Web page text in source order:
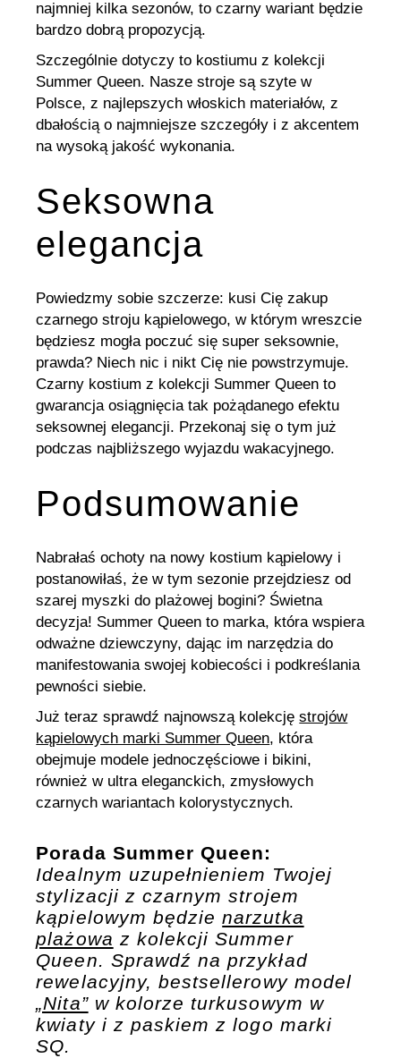
najmniej kilka sezonów, to czarny wariant będzie
bardzo dobrą propozycją.
Szczególnie dotyczy to kostiumu z kolekcji
Summer Queen. Nasze stroje są szyte w
Polsce, z najlepszych włoskich materiałów, z
dbałością o najmniejsze szczegóły i z akcentem
na wysoką jakość wykonania.
Seksowna
elegancja
Powiedzmy sobie szczerze: kusi Cię zakup
czarnego stroju kąpielowego, w którym wreszcie
będziesz mogła poczuć się super seksownie,
prawda? Niech nic i nikt Cię nie powstrzymuje.
Czarny kostium z kolekcji Summer Queen to
gwarancja osiągnięcia tak pożądanego efektu
seksownej elegancji. Przekonaj się o tym już
podczas najbliższego wyjazdu wakacyjnego.
Podsumowanie
Nabrałaś ochoty na nowy kostium kąpielowy i
postanowiłaś, że w tym sezonie przejdziesz od
szarej myszki do plażowej bogini? Świetna
decyzja! Summer Queen to marka, która wspiera
odważne dziewczyny, dając im narzędzia do
manifestowania swojej kobiecości i podkreślania
pewności siebie.
Już teraz sprawdź najnowszą kolekcjęstrojów
kąpielowych marki Summer Queen, która
obejmuje modele jednoczęściowe i bikini,
również w ultra eleganckich, zmysłowych
czarnych wariantach kolorystycznych.
Porada Summer Queen:
Idealnym uzupełnieniem Twojej
stylizacji z czarnym strojem
kąpielowym będzienarzutka
plażowa z kolekcji Summer
Queen. Sprawdź na przykład
rewelacyjny, bestsellerowy model
„Nita”w kolorze turkusowym w
kwiaty i z paskiem z logo marki
SQ.